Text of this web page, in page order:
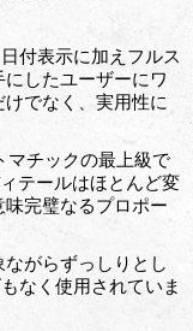
付表示に加えフルス
したユーザーにワ
でなく、実用性に
マチックの最上級で
テールはほとんど変
完璧なるプロポー
がらずっしりとし
なく使用されていま